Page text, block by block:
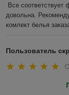
Все соответствует
довольна.
комлект белья
Пользователь